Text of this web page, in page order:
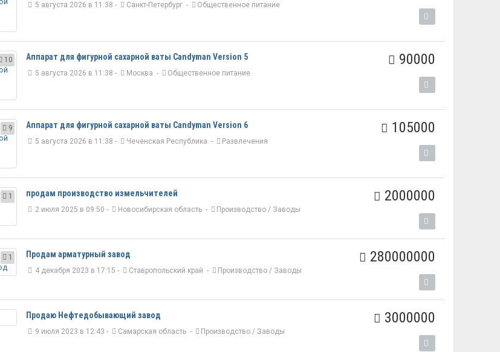
5 августа 2026 в 11:38 - Санкт-Петербург - Общественное питание
10 Аппарат для фигурной сахарной ваты Candyman Version 5
5 августа 2026 в 11:38 - Москва - Общественное питание
90000
9 Аппарат для фигурной сахарной ваты Candyman Version 6
5 августа 2026 в 11:38 - Чеченская Республика - Развлечения
105000
1 продам производство измельчителей
2 июля 2025 в 09:50 - Новосибирская область - Производство / Заводы
2000000
1 Продам арматурный завод
4 декабря 2023 в 17:15 - Ставропольский край - Производство / Заводы
280000000
Продаю Нефтедобывающий завод
9 июля 2023 в 12:43 - Самарская область - Производство / Заводы
3000000